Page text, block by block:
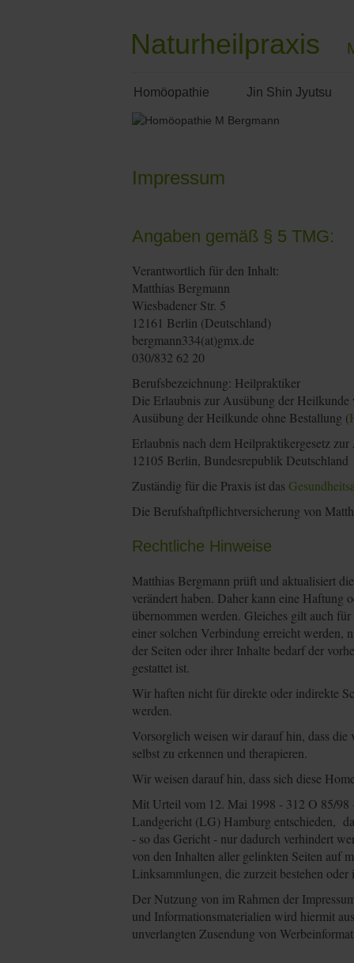
Naturheilpraxis
Homöopathie Jin Shin Jyutsu
Impressum
Angaben gemäß § 5 TMG:
Verantwortlich für den Inhalt:
Matthias Bergmann
Wiesbadener Str. 5
12161 Berlin (Deutschland)
bergmann334(at)gmx.de
030/832 62 20
Berufsbezeichnung: Heilpraktiker
Die Erlaubnis zur Ausübung der
Ausübung der Heilkunde ohne Bestallung (
Erlaubnis nach dem Heilpraktikergesetz
12105 Berlin, Bundesrepublik Deutschland
Zuständig für die Praxis ist das
Die Berufshaftpflichtversicherung von
Rechtliche Hinweise
Matthias Bergmann prüft und aktualisiert
verändert haben. Daher kann eine
übernommen werden. Gleiches gilt auch
einer solchen Verbindung erreicht werden,
der Seiten oder ihrer Inhalte bedarf der
gestattet ist.
Wir haften nicht für direkte oder indirekte
werden.
Vorsorglich weisen wir darauf hin, dass die
selbst zu erkennen und therapieren.
Wir weisen darauf hin, dass sich diese
Mit Urteil vom 12. Mai 1998 - 312 O 85/
Landgericht (LG) Hamburg entschieden,
- so das Gericht - nur dadurch verhindert
von den Inhalten aller gelinkten Seiten auf
Linksammlungen, die zurzeit bestehen oder
Der Nutzung von im Rahmen der
und Informationsmaterialien wird hiermit
unverlangten Zusendung von